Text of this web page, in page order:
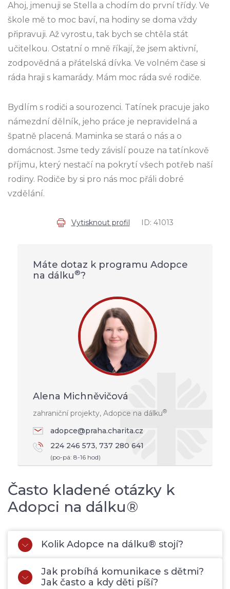
Ahoj, jmenuji se Stella a chodím do první třídy. Ve
škole mě to moc baví, na hodiny se doma vždy
připravuji. Až vyrostu, tak bych se chtěla stát
učitelkou. Ostatní o mně říkají, že jsem aktivní,
zodpovědná a přátelská dívka. Ve volném čase si
ráda hraji s kamarády. Mám moc ráda své rodiče.
Bydlím s rodiči a sourozenci. Tatínek pracuje jako
námezdní dělník, jeho práce je nepravidelná a
špatně placená. Maminka se stará o nás a o
domácnost. Jsme tedy závislí pouze na tatínkově
příjmu, který nestačí na pokrytí všech potřeb naší
rodiny. Rodiče by si pro nás moc přáli dobré
vzdělání.
Vytisknout profil ID: 41013
Máte dotaz k programu Adopce
na dálku®?
Alena Michněvičová
zahraniční projekty, Adopce na dálku®
adopce@praha.charita.cz
224 246 573, 737 280 641
(po-pá: 8-16 hod)
Často kladené otázky k
Adopci na dálku®
Kolik Adopce na dálku® stojí?
Jak probíhá komunikace s dětmi?
Jak často a kdy děti píší?